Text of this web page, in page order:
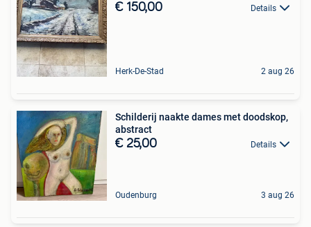
€ 150,00 Details
Herk-De-Stad 2 aug 26
Schilderij naakte dames met doodskop,
abstract
€ 25,00 Details
Oudenburg 3 aug 26